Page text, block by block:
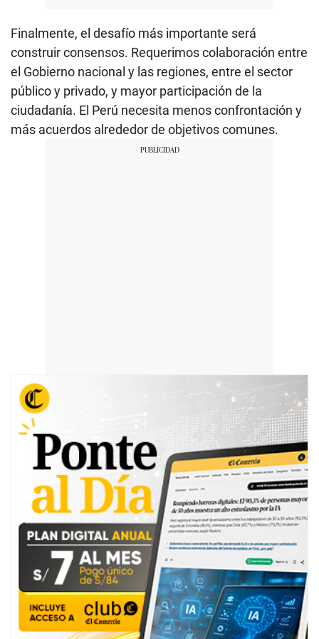
Finalmente, el desafío más importante será
construir consensos. Requerimos colaboración entre
el Gobierno nacional y las regiones, entre el sector
público y privado, y mayor participación de la
ciudadanía. El Perú necesita menos confrontación y
más acuerdos alrededor de objetivos comunes.